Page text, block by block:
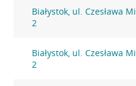
Białystok, ul. Czesława
2
Białystok, ul. Czesława
2